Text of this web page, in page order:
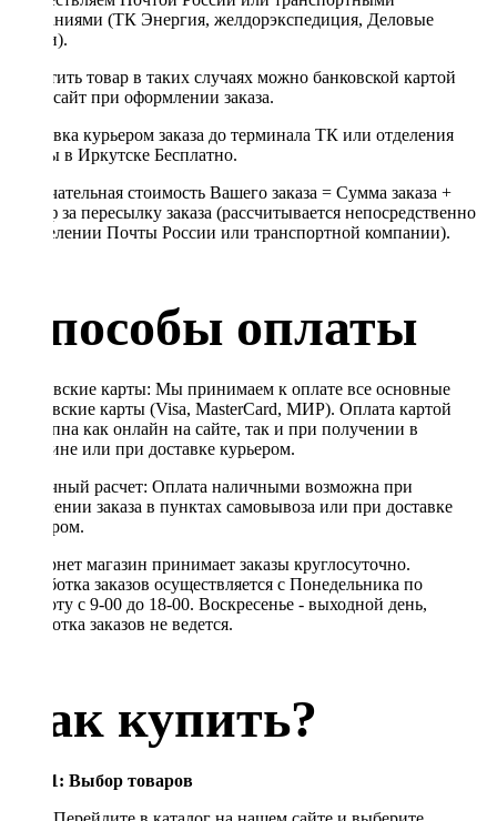
компаниями (ТК Энергия, желдорэкспедиция, Деловые
линии).
Оплатить товар в таких случаях можно банковской картой
через сайт при оформлении заказа.
Доставка курьером заказа до терминала ТК или отделения
Почты в Иркутске Бесплатно.
Окончательная стоимость Вашего заказа = Сумма заказа +
Тариф за пересылку заказа (рассчитывается непосредственно
в отделении Почты России или транспортной компании).
Способы оплаты
Банковские карты: Мы принимаем к оплате все основные
банковские карты (Visa, MasterCard, МИР). Оплата картой
доступна как онлайн на сайте, так и при получении в
магазине или при доставке курьером.
Наличный расчет: Оплата наличными возможна при
получении заказа в пунктах самовывоза или при доставке
курьером.
Интернет магазин принимает заказы круглосуточно.
Обработка заказов осуществляется с Понедельника по
Субботу с 9-00 до 18-00. Воскресенье - выходной день,
обработка заказов не ведется.
Как купить?
Шаг 1: Выбор товаров